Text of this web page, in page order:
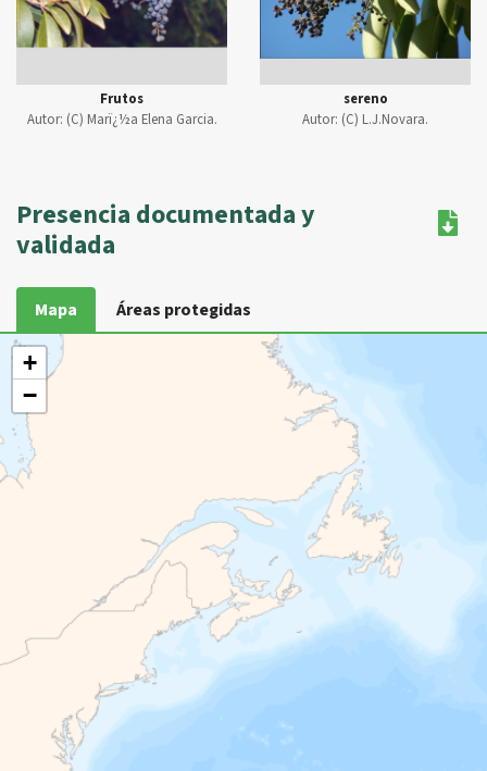
Frutos
Autor: (C) Marï¿½a Elena Garcia.
sereno
Autor: (C) L.J.Novara.
Presencia documentada y
validada
Mapa Áreas protegidas
+
−